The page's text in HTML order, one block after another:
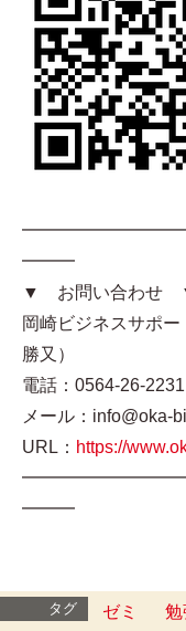
━━━
▼ お問い合わ
岡崎ビジネスサポ
勝又）
電話：0564-26-
メール：info@oka-
URL： https://
━━━
タグ ゼミ 勉